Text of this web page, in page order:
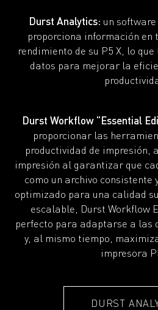
Durst Analytics: un software
proporciona información en
rendimiento de su P5 X, lo
datos para mejorar la
Durst Workflow "Essential
proporcionar las
productividad de impresión,
impresión al garantizar que
como un archivo
optimizado para una calidad
escalable, Durst Workflow
perfecto para adaptarse a las
y, al mismo tiempo,
impresora
DURST